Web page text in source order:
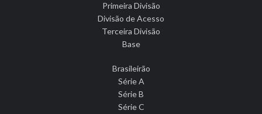
Primeira Divisão
Divisão de Acesso
Terceira Divisão
Base
Brasileirão
Série A
Série B
Série C